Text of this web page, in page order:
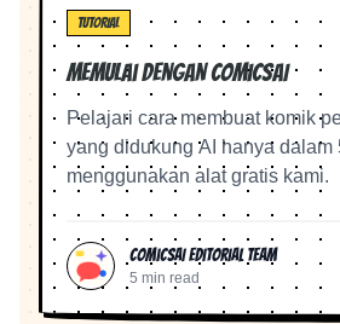
TUTORIAL
Memulai dengan ComicsAI
Pelajari cara membuat komik
yang didukung AI hanya dalam
menggunakan alat gratis kami.
ComicsAI Editorial Team
5 min read